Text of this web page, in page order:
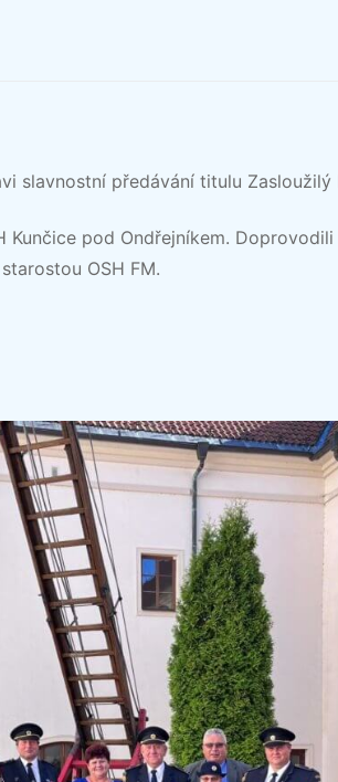
slavnostní předávání titulu Zasloužilý
Kunčice pod Ondřejníkem.
OSH FM.